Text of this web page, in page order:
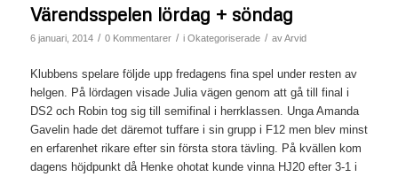
Värendsspelen lördag + söndag
6 januari, 2014 / 0 Kommentarer / i Okategoriserade / avArvid
Klubbens spelare följde upp fredagens fina spel under resten av
helgen. På lördagen visade Julia vägen genom att gå till final i
DS2 och Robin tog sig till semifinal i herrklassen. Unga Amanda
Gavelin hade det däremot tuffare i sin grupp i F12 men blev minst
en erfarenhet rikare efter sin första stora tävling. På kvällen kom
dagens höjdpunkt då Henke ohotat kunde vinna HJ20 efter 3-1 i